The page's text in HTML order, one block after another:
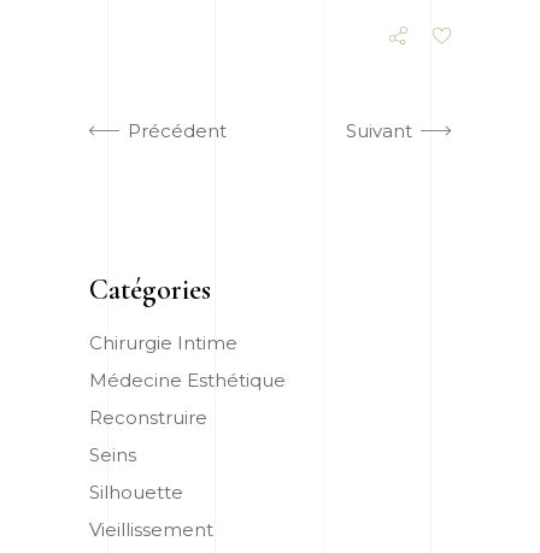
Précédent Suivant
Catégories
Chirurgie Intime
Médecine Esthétique
Reconstruire
Seins
Silhouette
Vieillissement